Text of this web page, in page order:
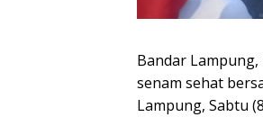
Bandar
senam sehat
Lampung, Sabtu